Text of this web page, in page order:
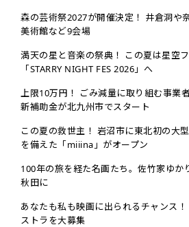
森の芸術祭2027が開催決定！ 井倉洞や
美術館など9会場
満天の星と音楽の祭典！ この夏は星空
「STARRY NIGHT FES 2026」へ
上限10万円！ ごみ減量に取り組む事業
新補助金が北九州市でスタート
この夏の救世主！ 岩沼市に東北初の大
を備えた「miiina」がオープン
100年の旅を経た名画たち。佐竹家ゆか
秋田に
あなたも私も映画に出られるチャンス
ストラを大募集